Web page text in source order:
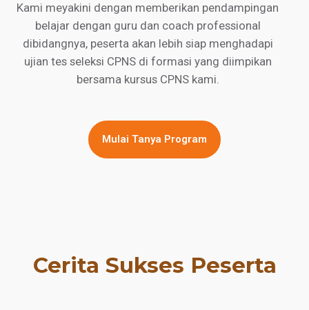
Kami meyakini dengan memberikan pendampingan
belajar dengan guru dan coach professional
dibidangnya, peserta akan lebih siap menghadapi
ujian tes seleksi CPNS di formasi yang diimpikan
bersama kursus CPNS kami.
Mulai Tanya Program
Cerita Sukses Peserta